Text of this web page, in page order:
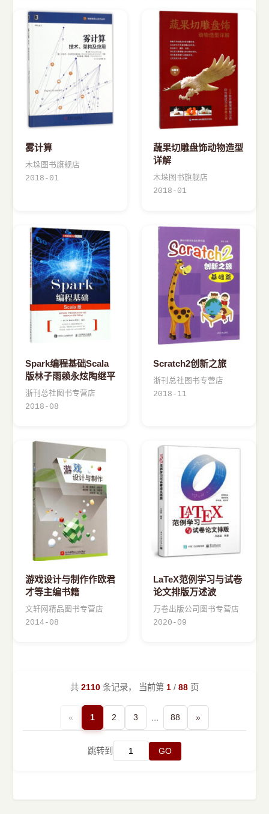
雾计算
木垛图书旗舰店
2018-01
蔬果切雕盘饰动物造型
详解
木垛图书旗舰店
2018-01
Spark编程基础Scala
版林子雨赖永炫陶继平
浙刊总社图书专营店
2018-08
Scratch2创新之旅
浙刊总社图书专营店
2018-11
游戏设计与制作作欧君
才等主编书籍
文轩网精品图书专营店
2014-08
LaTeX范例学习与试卷
论文排版万述波
万卷出版公司图书专营店
2020-09
共 2110 条记录， 当前第 1 / 88 页
« 1 2 3 ... 88 »
跳转到 GO